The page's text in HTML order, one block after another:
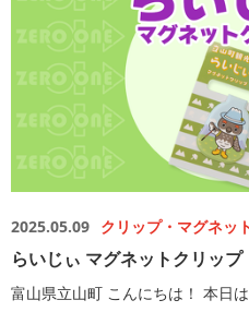
2025.05.09 クリップ・マグネッ
らいじぃ マグネットクリップ
富山県立山町 こんにちは！ 本日